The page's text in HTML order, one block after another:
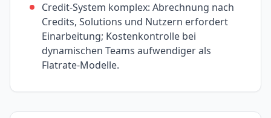
Credit-System komplex: Abrechnung nach
Credits, Solutions und Nutzern erfordert
Einarbeitung; Kostenkontrolle bei
dynamischen Teams aufwendiger als
Flatrate-Modelle.